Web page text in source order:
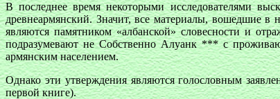
В последнее время некоторыми исследователями
древнеармянский. Значит, все материалы, вошедшие
являются памятником «албанской» словесности и
подразумевают не Собственно Алуанк *** с
армянским населением.
Однако эти утверждения являются голословным
первой книге).